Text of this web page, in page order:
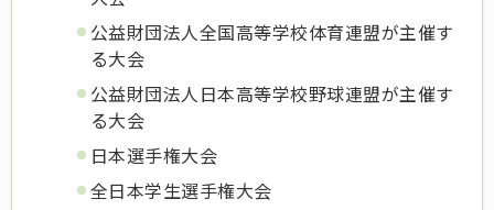
公益財団法人全国高等学校体育連盟が主催す
る大会
公益財団法人日本高等学校野球連盟が主催す
る大会
日本選手権大会
全日本学生選手権大会